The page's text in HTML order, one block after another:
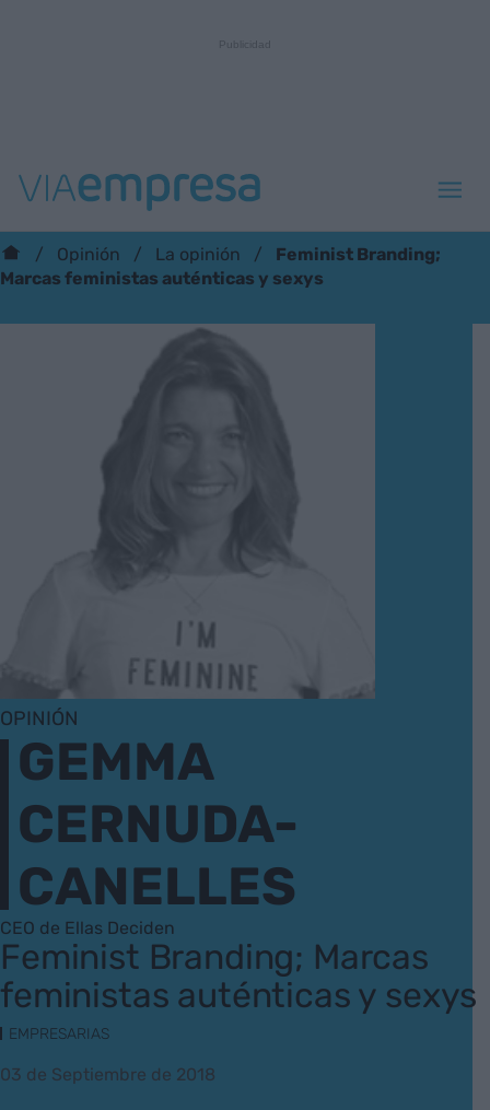
Opinión La opinión
Feminist Branding;
Marcas feministas auténticas y sexys
OPINIÓN
GEMMA
CERNUDA-
CANELLES
CEO de Ellas Deciden
Feminist Branding; Marcas
feministas auténticas y sexys
EMPRESARIAS
03 de Septiembre de 2018